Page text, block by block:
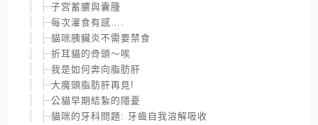
子宮蓄膿與囊腫
每次灌食有感….
貓咪胰臟炎不需要禁食
折耳貓的骨頭～唉
我是如何奔向脂肪肝
大魔頭脂肪肝再見!
公貓早期結紮的隱憂
貓咪的牙科問題: 牙齒自我溶解吸收